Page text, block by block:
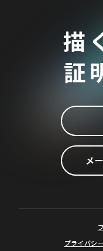
描
証
メ
プライバシ